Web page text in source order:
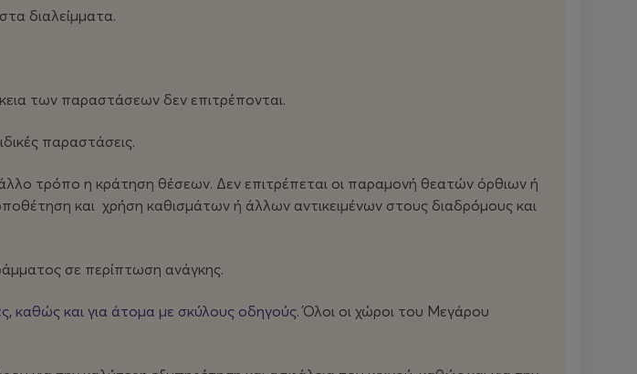
διαλείμματα.
των παραστάσεων δεν επιτρέπονται.
παραστάσεις.
τρόπο η κράτηση θέσεων. Δεν επιτρέπεται οι παραμονή θεατών όρθιων ή
και χρήση καθισμάτων ή άλλων αντικειμένων στους διαδρόμους και
σε περίπτωση ανάγκης.
καθώς και για άτομα με σκύλους οδηγούς. Όλοι οι χώροι του Μεγάρου